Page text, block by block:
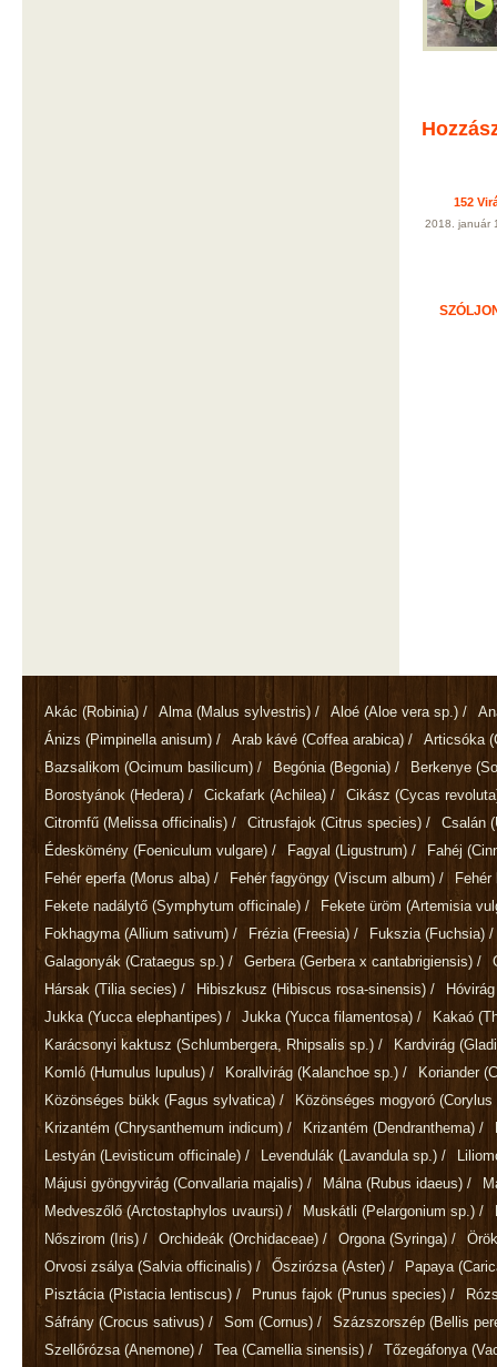
152
2018. január
Akác (Robinia) / Alma (Malus sylvestris) / Aloé (Aloe vera sp.) /
Ánizs (Pimpinella anisum) / Arab kávé (Coffea arabica) / Articsóka
Bazsalikom (Ocimum basilicum) / Begónia (Begonia) / Berkenye
Borostyánok (Hedera) / Cickafark (Achilea) / Cikász (Cycas
Citromfű (Melissa officinalis) / Citrusfajok (Citrus species) / Csalán
Édeskömény (Foeniculum vulgare) / Fagyal (Ligustrum) / Fahéj
Fehér eperfa (Morus alba) / Fehér fagyöngy (Viscum album) /
Fekete nadálytő (Symphytum officinale) / Fekete üröm (Artemisia
Fokhagyma (Allium sativum) / Frézia (Freesia) / Fukszia (Fuchsia) /
Galagonyák (Crataegus sp.) / Gerbera (Gerbera x cantabrigiensis) /
Hársak (Tilia secies) / Hibiszkusz (Hibiscus rosa-sinensis) /
Jukka (Yucca elephantipes) / Jukka (Yucca filamentosa) / Kakaó
Karácsonyi kaktusz (Schlumbergera, Rhipsalis sp.) / Kardvirág
Komló (Humulus lupulus) / Korallvirág (Kalanchoe sp.) / Koriander
Közönséges bükk (Fagus sylvatica) / Közönséges mogyoró (Corylus
Krizantém (Chrysanthemum indicum) / Krizantém (Dendranthema) /
Lestyán (Levisticum officinale) / Levendulák (Lavandula sp.) /
Májusi gyöngyvirág (Convallaria majalis) / Málna (Rubus idaeus) /
Medveszőlő(Arctostaphylos uvaursi) / Muskátli (Pelargonium sp.) /
Nőszirom (Iris) / Orchideák (Orchidaceae) / Orgona (Syringa) /
Orvosi zsálya (Salvia officinalis) / Őszirózsa (Aster) / Papaya
Pisztácia (Pistacia lentiscus) / Prunus fajok (Prunus species) /
Sáfrány (Crocus sativus) / Som (Cornus) / Százszorszép (Bellis
Szellőrózsa (Anemone) / Tea (Camellia sinensis) / Tőzegáfonya